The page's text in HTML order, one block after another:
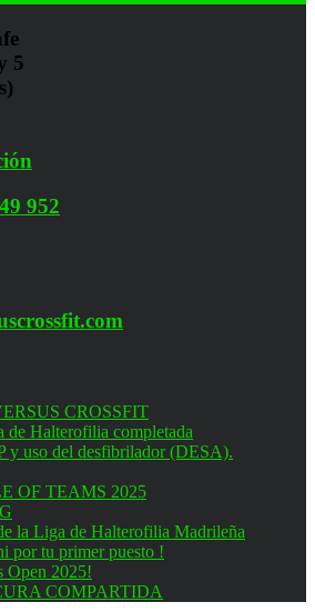
5
952
CROSSFIT
de Halterofilia completada
y uso del desfibrilador (DESA).
OF TEAMS 2025
la Liga de Halterofilia Madrileña
por tu primer puesto !
Open 2025!
COMPARTIDA